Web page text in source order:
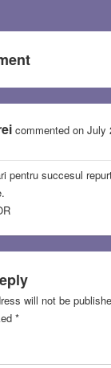
commented on July
pentru succesul
will not be
*